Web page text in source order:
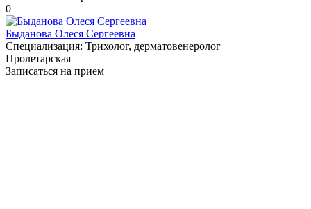
0
Быданова Олеся Сергеевна
Специализация: Трихолог, дерматовенеролог
Пролетарская
Записаться на прием